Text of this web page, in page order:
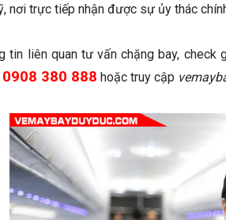
nơi trực tiếp nhận được sự ủy thác
tin liên quan tư vấn chặng bay, check
0908 380 888 hoặc truy cập